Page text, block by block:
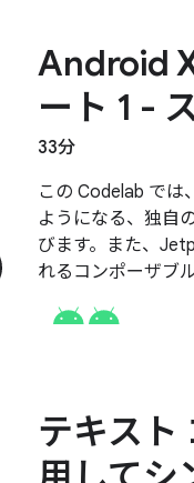
Android
ート 1 -
33分
この Codelab では
ようになる、独自
びます。また、
れるコンポーザブ
ながら Android
ついても学びます。
テキスト